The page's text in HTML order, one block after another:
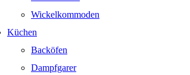
Wickelkommoden
Küchen
Backöfen
Dampfgarer